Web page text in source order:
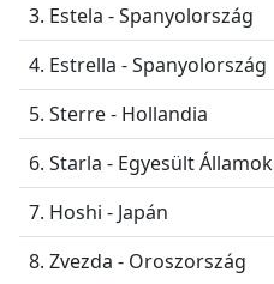
3. Estela - Spanyolország
4. Estrella - Spanyolország
5. Sterre - Hollandia
6. Starla - Egyesült Államok
7. Hoshi - Japán
8. Zvezda - Oroszország